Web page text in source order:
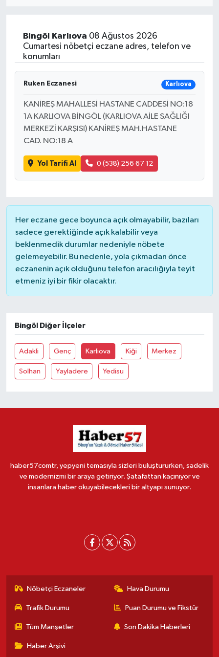
Bingöl Karlıova 08 Ağustos 2026
Cumartesi nöbetçi eczane adres, telefon ve
konumları
Ruken Eczanesi Karlıova
KANİREŞ MAHALLESİ HASTANE CADDESİ NO:18
1A KARLIOVA BİNGÖL (KARLIOVA AİLE SAĞLIĞI
MERKEZİ KARŞISI) KANİREŞ MAH.HASTANE
CAD. NO:18 A
Yol Tarifi Al 0 (538) 256 67 12
Her eczane gece boyunca açık olmayabilir, bazıları
sadece gerektiğinde açık kalabilir veya
beklenmedik durumlar nedeniyle nöbete
gelemeyebilir. Bu nedenle, yola çıkmadan önce
eczanenin açık olduğunu telefon aracılığıyla teyit
etmeniz iyi bir fikir olacaktır.
Bingöl Diğer İlçeler
Adakli Genç Karliova Kiği Merkez
Solhan Yayladere Yedisu
haber57comtr, yepyeni temasıyla sizleri buluştururken, sadelik
ve modernizmi bir araya getiriyor. Şatafattan kaçınıyor ve
insanlara haber okuyabilecekleri bir altyapı sunuyor.
Nöbetçi Eczaneler Hava Durumu
Trafik Durumu Puan Durumu ve Fikstür
Tüm Manşetler Son Dakika Haberleri
Haber Arşivi